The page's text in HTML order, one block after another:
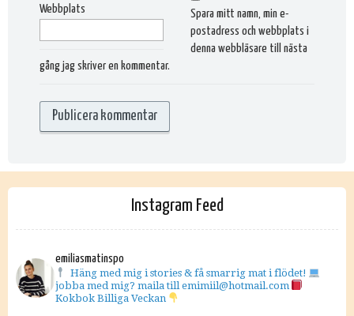
Webbplats
Spara mitt namn, min e-
postadress och webbplats i
denna webbläsare till nästa
gång jag skriver en kommentar.
Instagram Feed
emiliasmatinspo
Häng med mig i stories & få smarrig mat i flödet!
jobba med mig? maila till emimiil@hotmail.com
Kokbok Billiga Veckan